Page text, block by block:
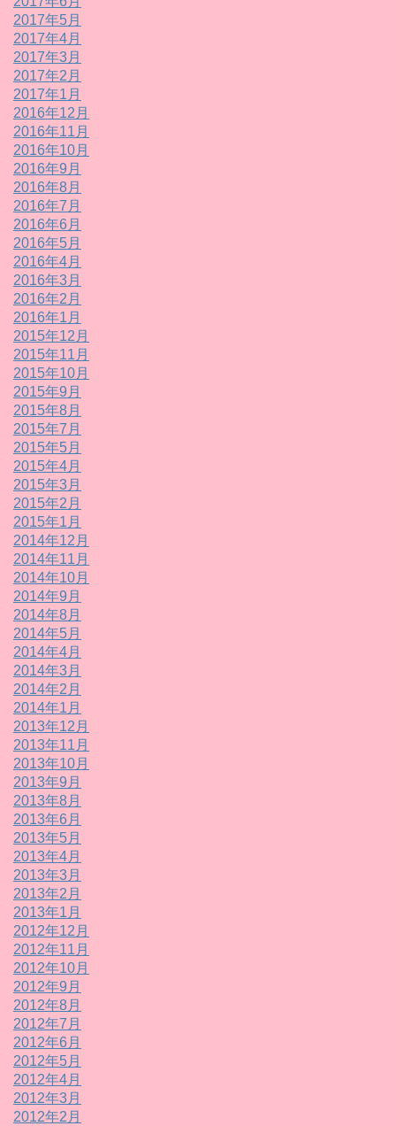
2017年5月
2017年4月
2017年3月
2017年2月
2017年1月
2016年12月
2016年11月
2016年10月
2016年9月
2016年8月
2016年7月
2016年6月
2016年5月
2016年4月
2016年3月
2016年2月
2016年1月
2015年12月
2015年11月
2015年10月
2015年9月
2015年8月
2015年7月
2015年5月
2015年4月
2015年3月
2015年2月
2015年1月
2014年12月
2014年11月
2014年10月
2014年9月
2014年8月
2014年5月
2014年4月
2014年3月
2014年2月
2014年1月
2013年12月
2013年11月
2013年10月
2013年9月
2013年8月
2013年6月
2013年5月
2013年4月
2013年3月
2013年2月
2013年1月
2012年12月
2012年11月
2012年10月
2012年9月
2012年8月
2012年7月
2012年6月
2012年5月
2012年4月
2012年3月
2012年2月